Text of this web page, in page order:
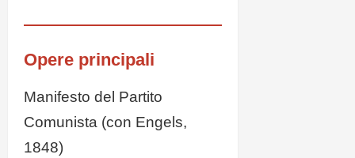
Opere principali
Manifesto del Partito
Comunista (con Engels,
1848)